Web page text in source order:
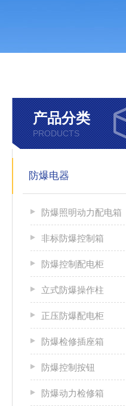
产品分类
PRODUCTS
防爆电器
防爆照明动力配电箱
非标防爆控制箱
防爆控制配电柜
立式防爆操作柱
正压防爆配电柜
防爆检修插座箱
防爆控制按钮
防爆动力检修箱